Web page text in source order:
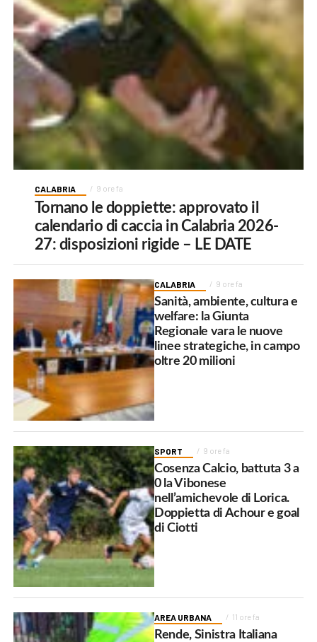
CALABRIA 9 ore fa
Tornano le doppiette: approvato il
calendario di caccia in Calabria 2026-
27: disposizioni rigide – LE DATE
CALABRIA 9 ore fa
Sanità, ambiente, cultura e
welfare: la Giunta
Regionale vara le nuove
linee strategiche, in campo
oltre 20 milioni
SPORT 9 ore fa
Cosenza Calcio, battuta 3 a
0 la Vibonese
nell’amichevole di Lorica.
Doppietta di Achour e goal
di Ciotti
AREA URBANA 11 ore fa
Rende, Sinistra Italiana